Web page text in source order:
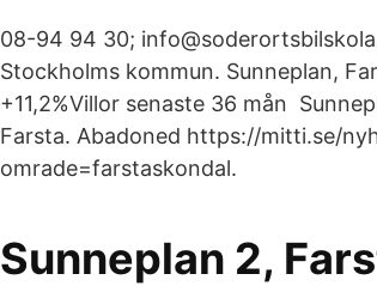
08-94 94 30;
Stockholms kommun. Sunneplan,
+11,2%Villor senaste 36 mån
Farsta. Abadoned https://mitti.se/
omrade=farstaskondal.
Sunneplan 2,